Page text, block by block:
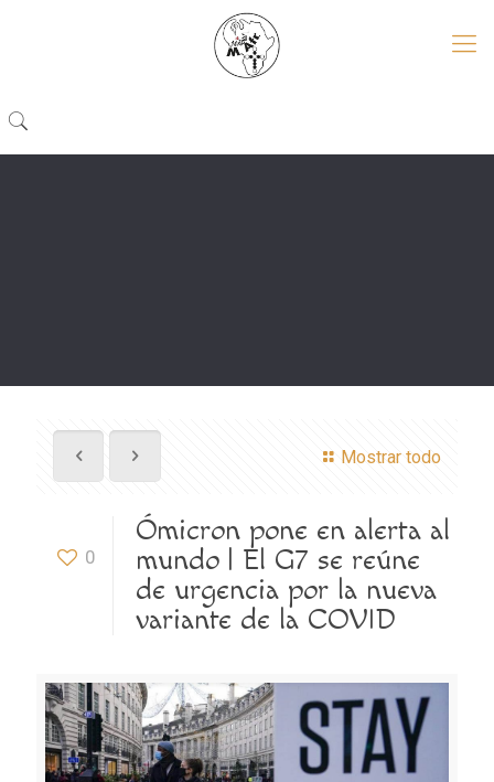
Mostrar todo
0
Ómicron pone en alerta al
mundo | El G7 se reúne
de urgencia por la nueva
variante de la COVID